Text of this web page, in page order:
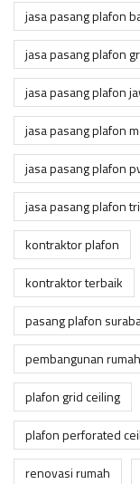
jasa pasang plafon
jasa pasang plafon
jasa pasang plafon
jasa pasang plafon
jasa pasang plafon
jasa pasang plafon
kontraktor plafon
kontraktor terbaik
pasang plafon
pembangunan rumah
plafon grid ceiling
plafon perforated
renovasi rumah